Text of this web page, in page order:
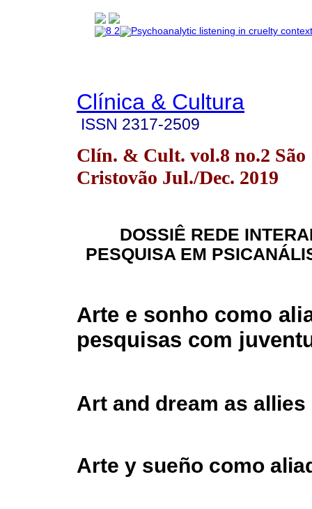
Clínica & Cultura
ISSN 2317-2509
Clín. & Cult. vol.8 no.2 São
Cristovão Jul./Dec. 2019
DOSSIÊ REDE
PESQUISA EM
Arte e sonho como
pesquisas com
Art and dream as
Arte y sueño como